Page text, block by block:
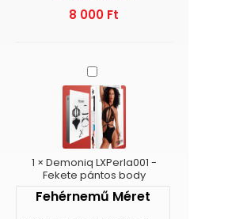
8 000 Ft
Demoniq
LXPerla001
-
Fekete
pántos
body
1 × Demoniq LXPerla001 -
Fekete pántos body
Fehérnemű Méret